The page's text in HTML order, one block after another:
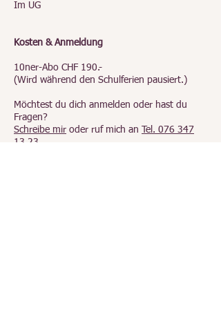
Im UG
Kosten & Anmeldung
10ner-Abo CHF 190.-
(Wird während den Schulferien pausiert.)
Möchtest du dich anmelden oder hast du
Fragen?
Schreibe mir oder ruf mich an
Tel. 076 347
13 23